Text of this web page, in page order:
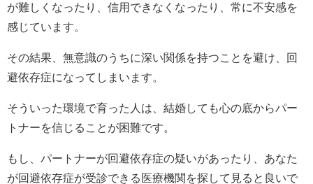
が難しくなったり、信用できなくなったり、常に不安感を
感じています。
その結果、無意識のうちに深い関係を持つことを避け、回
避依存症になってしまいます。
そういった環境で育った人は、結婚しても心の底からパー
トナーを信じることが困難です。
もし、パートナーが回避依存症の疑いがあったり、あなた
が回避依存症が受診できる医療機関を探して見ると良いで